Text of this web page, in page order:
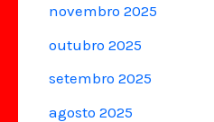
novembro 2025
outubro 2025
setembro 2025
agosto 2025